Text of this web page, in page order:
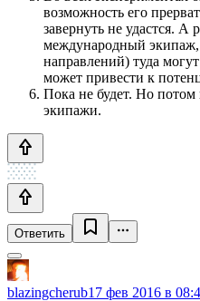
возможность его
завернуть не удастся. А
международный
направлений) туда
может привести к
Пока не будет. Но
экипажи.
Ответить
blazingcherub17 фев 2016 в